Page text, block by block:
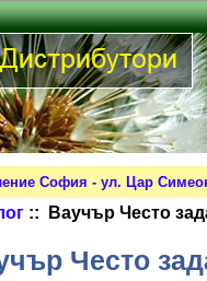
София - ул. Цар
:: Ваучър Често
Често